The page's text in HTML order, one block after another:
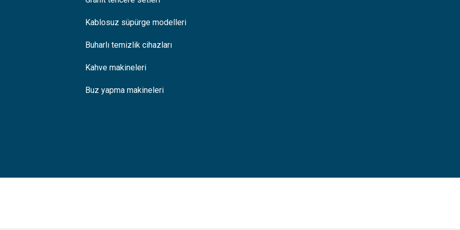
Kablosuz süpürge modelleri
Buharlı temizlik cihazları
Kahve makineleri
Buz yapma makineleri